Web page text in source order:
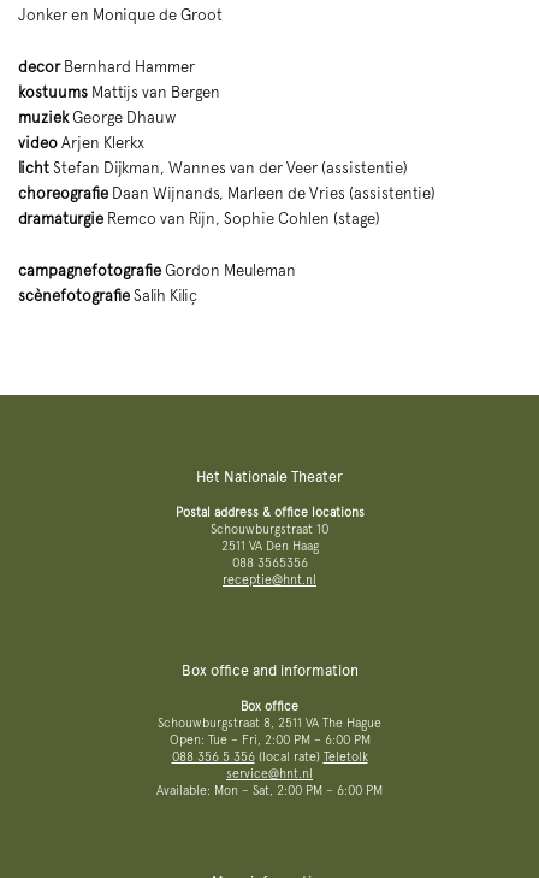
Jonker en Monique de Groot
decorBernhard Hammer
kostuums Mattijs van Bergen
muziekGeorge Dhauw
video Arjen Klerkx
licht Stefan Dijkman, Wannes van der Veer (assistentie)
choreografie Daan Wijnands, Marleen de Vries (assistentie)
dramaturgie Remco van Rijn, Sophie Cohlen (stage)
campagnefotografie Gordon Meuleman
scènefotografie Salih Kiliç
Het Nationale Theater
Postal address & office locations
Schouwburgstraat 10
2511 VA Den Haag
088 3565356
receptie@hnt.nl
Box office and information
Box office
Schouwburgstraat 8, 2511 VA The Hague
Open: Tue – Fri, 2:00 PM – 6:00 PM
088 356 5 356(local rate) Teletolk
service@hnt.nl
Available: Mon – Sat, 2:00 PM – 6:00 PM